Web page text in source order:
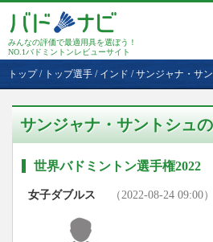
みんなの評価で最適用具を選ぼう！
NO.1バドミントンレビューサイト
トップ/ トップ選手 / インド /サンジャナ・サ
サンジャナ・サントシュ
世界バドミントン選手権2022
女子ダブルス （2022-08-24 09:00）